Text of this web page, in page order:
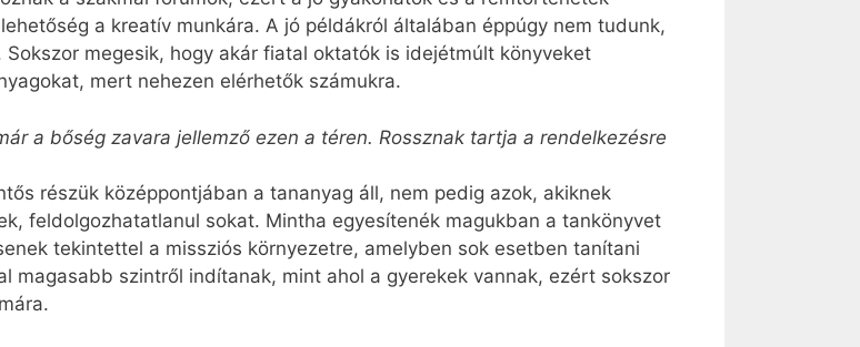
a kreatív munkára. A jó példákról általában éppúgy nem tudunk,
megesik, hogy akár fiatal oktatók is idejétmúlt könyveket
mert nehezen elérhetők számukra.
a bőség zavara jellemző ezen a téren. Rossznak tartja a rendelkezésre
részük középpontjában a tananyag áll, nem pedig azok, akiknek
feldolgozhatatlanul sokat. Mintha egyesítenék magukban a tankönyvet
tekintettel a missziós környezetre, amelyben sok esetben tanítani
magasabb szintről indítanak, mint ahol a gyerekek vannak, ezért sokszor